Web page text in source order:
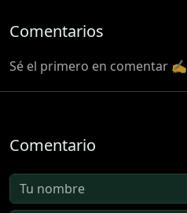
Comentarios
Sé el primero en comentar ✍️
Comentario